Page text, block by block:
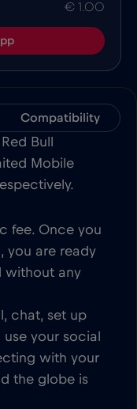
€ 1.00
Compatibility
Bull
Mobile
fee. Once you
you are ready
without any
chat, set up
your social
with your
the globe is